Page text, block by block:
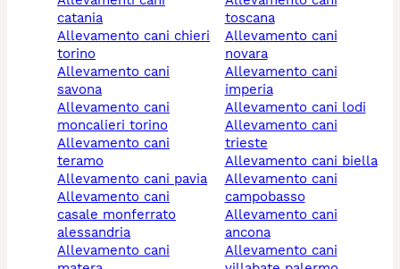
catania
allevamento cani chieri
torino
allevamento cani
savona
allevamento cani
moncalieri torino
allevamento cani
teramo
allevamento cani pavia
allevamento cani
casale monferrato
alessandria
allevamento cani
toscana
allevamento cani
novara
allevamento cani
imperia
allevamento cani lodi
allevamento cani
trieste
allevamento cani biella
allevamento cani
campobasso
allevamento cani
ancona
allevamento cani